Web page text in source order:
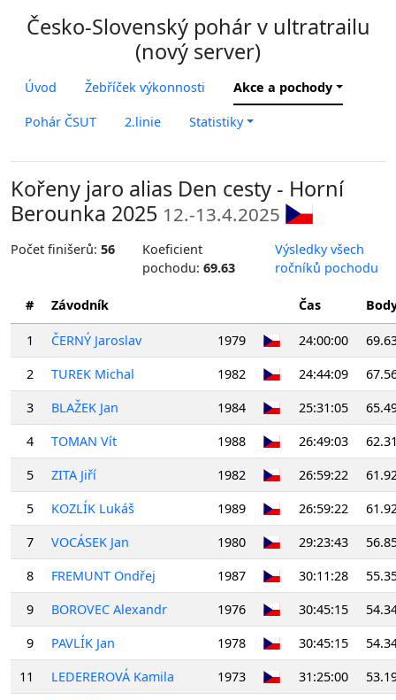
Česko-Slovenský pohár v ultratrailu
(nový server)
Úvod Žebříček výkonnosti Akce a pochody
Pohár ČSUT 2.linie Statistiky
Kořeny jaro alias Den cesty - Horní
Berounka 2025 12.-13.4.2025
Počet finišerů: 56
Koeficient
pochodu:69.63
Výsledky všech
ročníků pochodu
# Závodník Čas
1 ČERNÝ Jaroslav 1979 24:00:00
2
TUREK Michal 1982 24:44:09
3
BLAŽEK Jan 1984 25:31:05
4
TOMAN Vít 1988 26:49:03
5
ZITA Jiří 1982 26:59:22
5
KOZLÍK Lukáš 1989 26:59:22
7
VOCÁSEK Jan 1980 29:23:43
8
FREMUNT Ondřej 1987 30:11:28
9
BOROVEC Alexandr 1976 30:45:15
9
PAVLÍK Jan 1978 30:45:15
11
LEDEREROVÁ Kamila 1973 31:25:00